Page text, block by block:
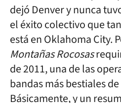
dejó Denver y nunca
el éxito colectivo que
está en Oklahoma City.
Montañas Rocosas
de 2011, una de las
bandas más bestiales
Básicamente, y un